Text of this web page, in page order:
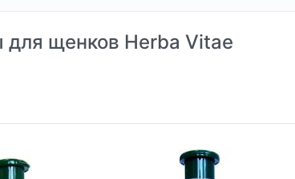
для щенков Herba Vitae